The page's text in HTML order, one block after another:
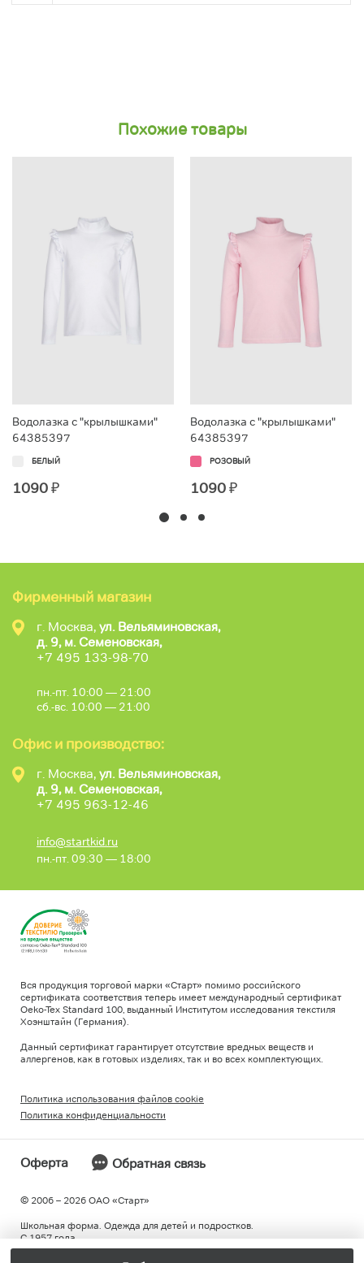
Похожие товары
Водолазка с "крылышками"
64385397
БЕЛЫЙ
1090₽
Водолазка с "крылышками"
64385397
РОЗОВЫЙ
1090₽
Фирменный магазин
г. Москва, ул. Вельяминовская,
д. 9, м. Семеновская,
+7 495 133-98-70
пн.-пт. 10:00 — 21:00
сб.-вс. 10:00 — 21:00
Офис и производство:
г. Москва, ул. Вельяминовская,
д. 9, м. Семеновская,
+7 495 963-12-46
info@startkid.ru
пн.-пт. 09:30 — 18:00
© 2006 – 2026 ОAO «Старт»
Школьная форма. Одежда для детей и подростков.
С 1957 года.
Оферта Обратная связь
Вся продукция торговой марки «Старт» помимо российского
сертификата соответствия теперь имеет международный сертификат
Oeko-Tex Standard 100, выданный Институтом исследования текстиля
Хоэнштайн (Германия).
Данный сертификат гарантирует отсутствие вредных веществ и
аллергенов, как в готовых изделиях, так и во всех комплектующих.
Политика использования файлов cookie
Политика конфиденциальности